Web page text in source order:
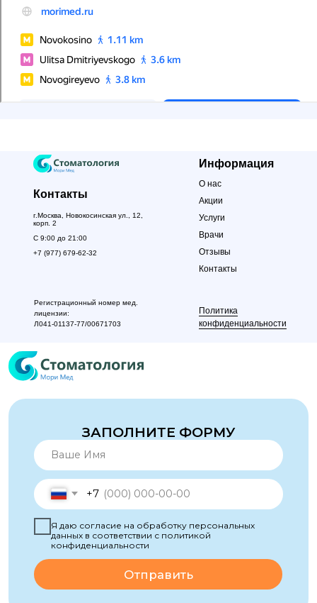
Политика
конфиденциальности
Контакты
г.Москва, Новокосинская ул., 12,
корп. 2
С 9:00 до 21:00
+7 (977) 679-62-32
О нас
Акции
Услуги
Врачи
Отзывы
Контакты
Информация
Регистрационный номер мед.
лицензии:
Л041-01137-77/00671703
Ежедневно с 9:00 до 21:00
г. Москва, Новокосинская ул., 12, корп. 2
Телеграм
ООО "МОРИ МЕД"
ОГРН: 1237700179254
ИНН: 7720891177
Юридический адрес: 111673, г. Москва, вн. тер.
г. муниципальный округ Новокосино, ул.
Новокосинская, д. 12, к. 2, помещ. 4/1, помещ.
Регистрационный номер мед. лицензии:
ЗАПОЛНИТЕ ФОРМУ
+7
Отправить